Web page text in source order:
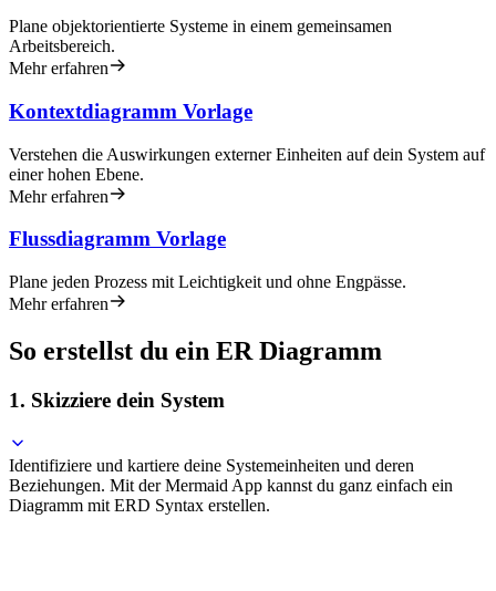
Plane objektorientierte Systeme in einem gemeinsamen
Arbeitsbereich.
Mehr erfahren
Kontextdiagramm Vorlage
Verstehen die Auswirkungen externer Einheiten auf dein System auf
einer hohen Ebene.
Mehr erfahren
Flussdiagramm Vorlage
Plane jeden Prozess mit Leichtigkeit und ohne Engpässe.
Mehr erfahren
So erstellst du ein ER Diagramm
1. Skizziere dein System
Identifiziere und kartiere deine Systemeinheiten und deren
Beziehungen. Mit der Mermaid App kannst du ganz einfach ein
Diagramm mit ERD Syntax erstellen.